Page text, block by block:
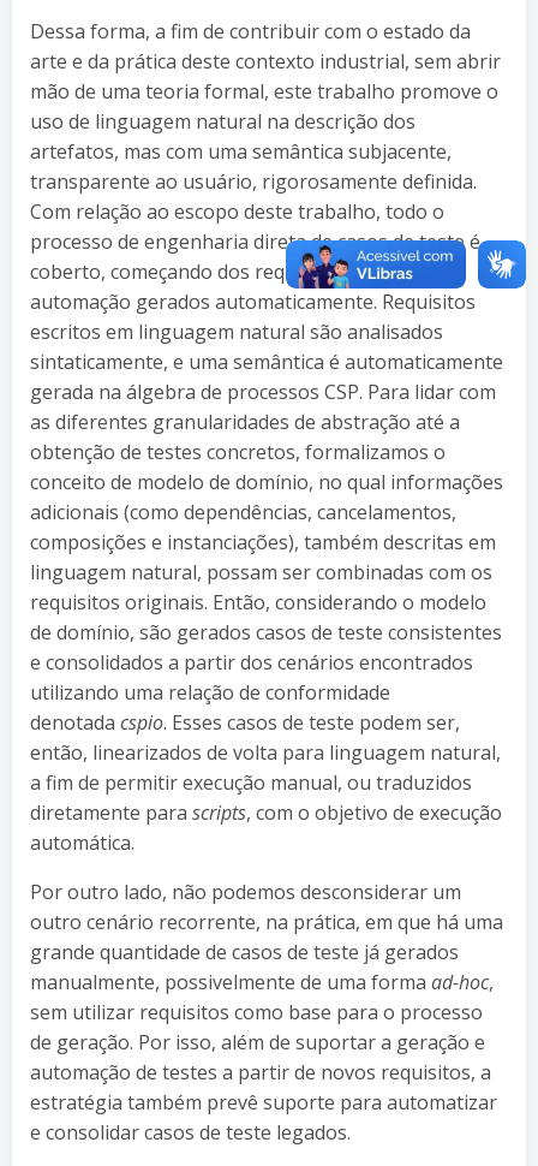
Dessa forma, a fim de contribuir com o estado da
arte e da prática deste contexto industrial, sem abrir
mão de uma teoria formal, este trabalho promove o
uso de linguagem natural na descrição dos
artefatos, mas com uma semântica subjacente,
transparente ao usuário, rigorosamente definida.
Com relação ao escopo deste trabalho, todo o
processo de engenharia direta de casos de teste é
coberto, começando dos requisitos atéscriptsde
automação gerados automaticamente. Requisitos
escritos em linguagem natural são analisados
sintaticamente, e uma semântica é automaticamente
gerada na álgebra de processos CSP. Para lidar com
as diferentes granularidades de abstração até a
obtenção de testes concretos, formalizamos o
conceito de modelo de domínio, no qual informações
adicionais (como dependências, cancelamentos,
composições e instanciações), também descritas em
linguagem natural, possam ser combinadas com os
requisitos originais. Então, considerando o modelo
de domínio, são gerados casos de teste consistentes
e consolidados a partir dos cenários encontrados
utilizando uma relação de conformidade
denotada cspio. Esses casos de teste podem ser,
então, linearizados de volta para linguagem natural,
a fim de permitir execução manual, ou traduzidos
diretamente para scripts, com o objetivo de execução
automática.
Por outro lado, não podemos desconsiderar um
outro cenário recorrente, na prática, em que há uma
grande quantidade de casos de teste já gerados
manualmente, possivelmente de uma forma ad-hoc,
sem utilizar requisitos como base para o processo
de geração. Por isso, além de suportar a geração e
automação de testes a partir de novos requisitos, a
estratégia também prevê suporte para automatizar
e consolidar casos de teste legados.